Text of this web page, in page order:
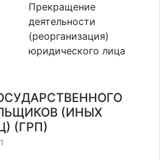
Прекращение
деятельности
(реорганизация)
юридического лица
(ИНЫХ
(ГРП)